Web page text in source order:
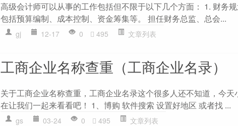
高级会计师可以从事的工作包括但不限于以下几个方面： 1. 财务
包括预算编制、成本控制、资金筹集等。 担任财务总监、总会...
gj 12-17 0 495 文章列表
工商企业名称查重（工商企业名录）
关于工商企业名称查重，工商企业名录这个很多人还不知道，今
在让我们一起来看看吧！ 1、博购 软件搜索 设置好地区 或者找 ...
gs 03-24 0 495 文章列表